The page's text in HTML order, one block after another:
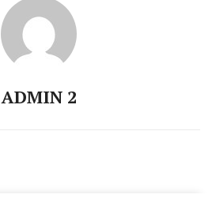
ADMIN 2